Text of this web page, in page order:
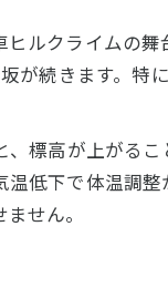
ルクライムの
が続きます。
標高が上がる
低下で体温調
せん。